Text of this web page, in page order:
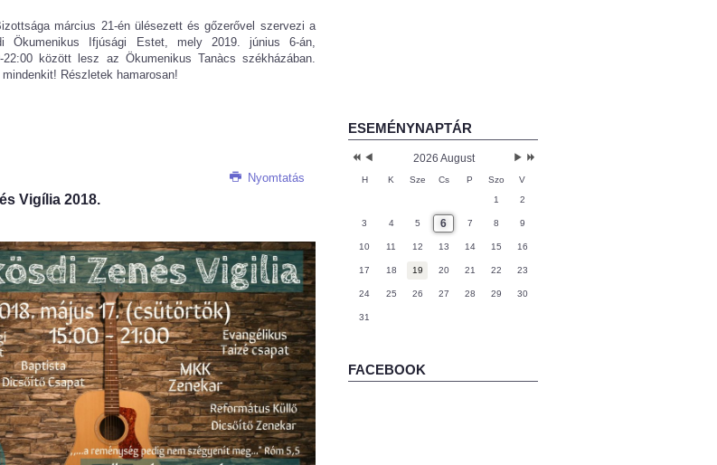
március 21-én ülésezett és gőzerővel szervezi a
Ökumenikus Ifjúsági Estet, mely 2019. június 6-án,
22:00 között lesz az Ökumenikus Tanàcs székházában.
Részletek hamarosan!
Nyomtatás
Vigília 2018.
ESEMÉNYNAPTÁR
2026 August
H K Sze Cs P Szo
V
1
2
3 4 5 6 7 8 9
10 11 12 13 14 15 16
17 18 19 20 21 22 23
24 25 26 27 28 29 30
31
FACEBOOK